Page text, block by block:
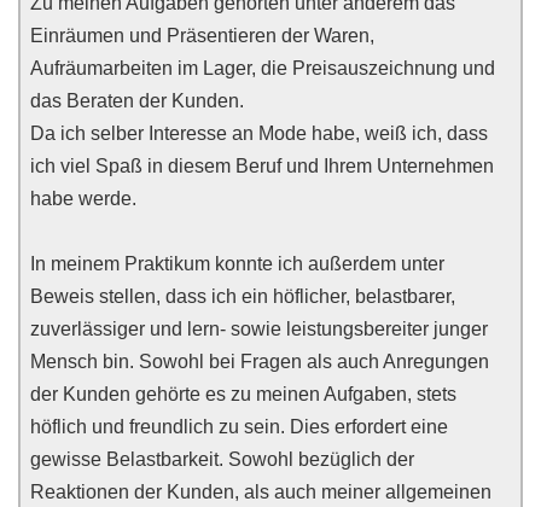
Einräumen und Präsentieren der Waren,
Aufräumarbeiten im Lager, die Preisauszeichnung und
das Beraten der Kunden.
Da ich selber Interesse an Mode habe, weiß ich, dass
ich viel Spaß in diesem Beruf und Ihrem Unternehmen
habe werde.
In meinem Praktikum konnte ich außerdem unter
Beweis stellen, dass ich ein höflicher, belastbarer,
zuverlässiger und lern- sowie leistungsbereiter junger
Mensch bin. Sowohl bei Fragen als auch Anregungen
der Kunden gehörte es zu meinen Aufgaben, stets
höflich und freundlich zu sein. Dies erfordert eine
gewisse Belastbarkeit. Sowohl bezüglich der
Reaktionen der Kunden, als auch meiner allgemeinen